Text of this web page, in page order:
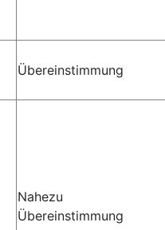
Übereinstimmung
Nahezu
Übereinstimmung